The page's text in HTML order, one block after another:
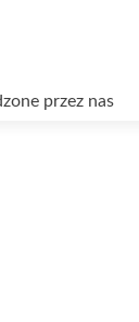
przez nas